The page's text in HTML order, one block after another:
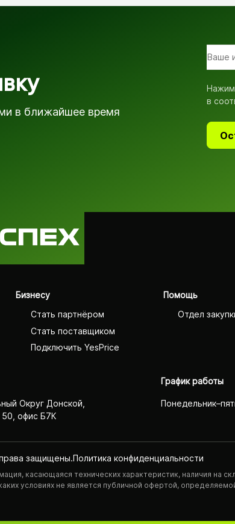
в ближайшее время
в
Бизнесу
Стать партнёром
Стать поставщиком
Подключить YesPrice
Помощь
Отдел
Округ Донской,
офис Б7К
График работы
защищены.Политика конфиденциаль­ности
касающаяся технических характеристик, наличия на
условиях не является публичной офертой,